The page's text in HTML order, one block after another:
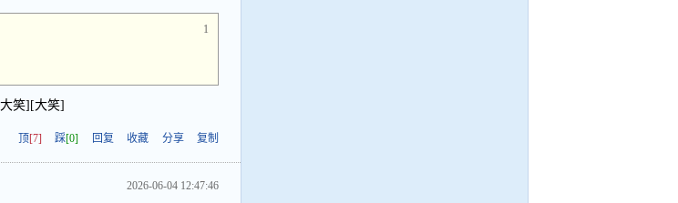
1
笑][大笑]
顶[7] 踩[0] 回复 收藏 分享 复制
2026-06-04 12:47:46